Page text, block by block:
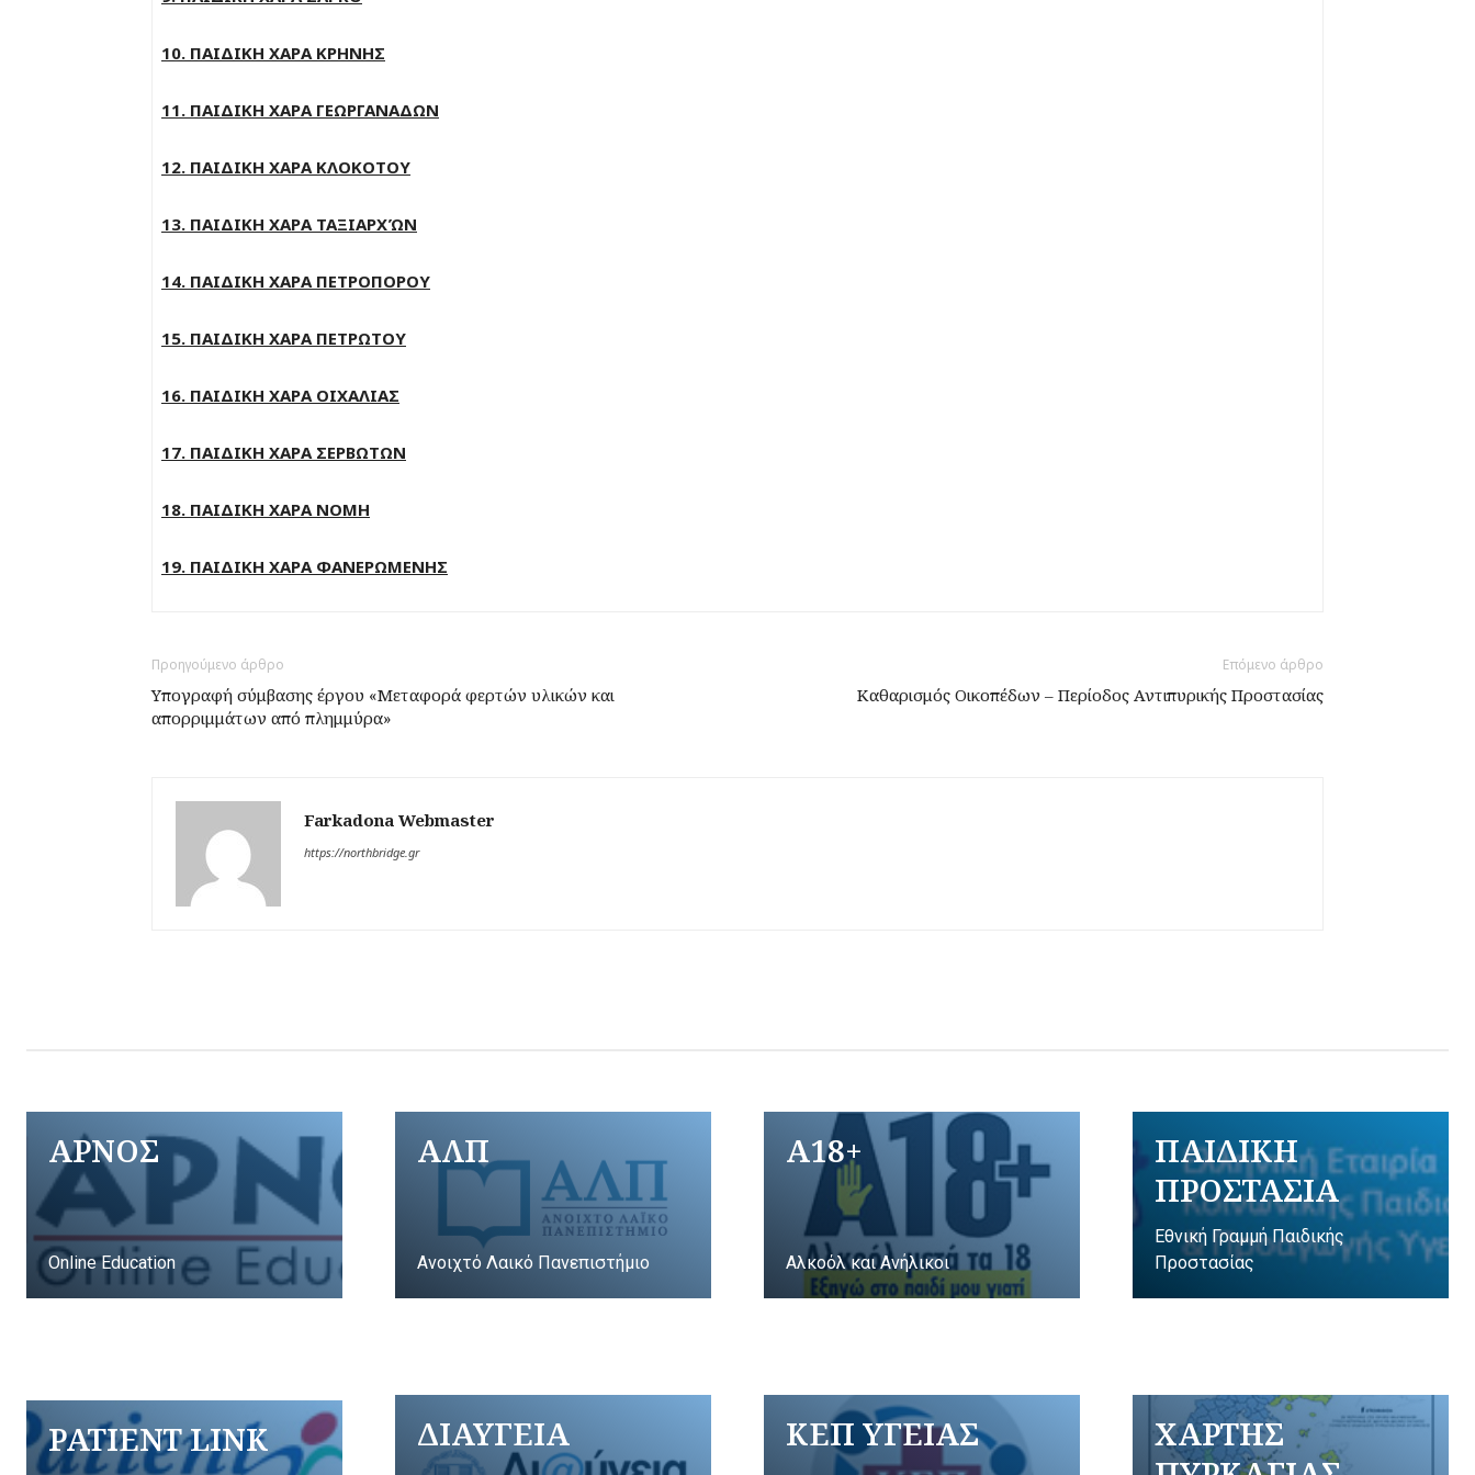
10. ΠΑΙΔΙΚΗ ΧΑΡΑ ΚΡΗΝΗΣ
11. ΠΑΙΔΙΚΗ ΧΑΡΑ ΓΕΩΡΓΑΝΑΔΩΝ
12. ΠΑΙΔΙΚΗ ΧΑΡΑ ΚΛΟΚΟΤΟΥ
13. ΠΑΙΔΙΚΗ ΧΑΡΑ ΤΑΞΙΑΡΧΏΝ
14. ΠΑΙΔΙΚΗ ΧΑΡΑ ΠΕΤΡΟΠΟΡΟΥ
15. ΠΑΙΔΙΚΗ ΧΑΡΑ ΠΕΤΡΩΤΟΥ
16. ΠΑΙΔΙΚΗ ΧΑΡΑ ΟΙΧΑΛΙΑΣ
17. ΠΑΙΔΙΚΗ ΧΑΡΑ ΣΕΡΒΩΤΩΝ
18. ΠΑΙΔΙΚΗ ΧΑΡΑ ΝΟΜΗ
19. ΠΑΙΔΙΚΗ ΧΑΡΑ ΦΑΝΕΡΩΜΕΝΗΣ
Προηγούμενο άρθρο
Υπογραφή σύμβασης έργου «Μεταφορά φερτών υλικών και
απορριμμάτων από πλημμύρα»
Επόμενο άρθρο
Καθαρισμός Οικοπέδων – Περίοδος Αντιπυρικής Προστασίας
Farkadona Webmaster
https://northbridge.gr
ΑΡΝΟΣ
Online Education
ΑΛΠ
Ανοιχτό Λαικό Πανεπιστήμιο
A18+
Αλκοόλ και Ανήλικοι
ΠΑΙΔΙΚΗ
ΠΡΟΣΤΑΣΙΑ
Εθνική Γραμμή Παιδικής
Προστασίας
PATIENT LINK ΔΙΑΥΓΕΙΑ ΚΕΠ ΥΓΕΙΑΣ
ΧΑΡΤΗΣ